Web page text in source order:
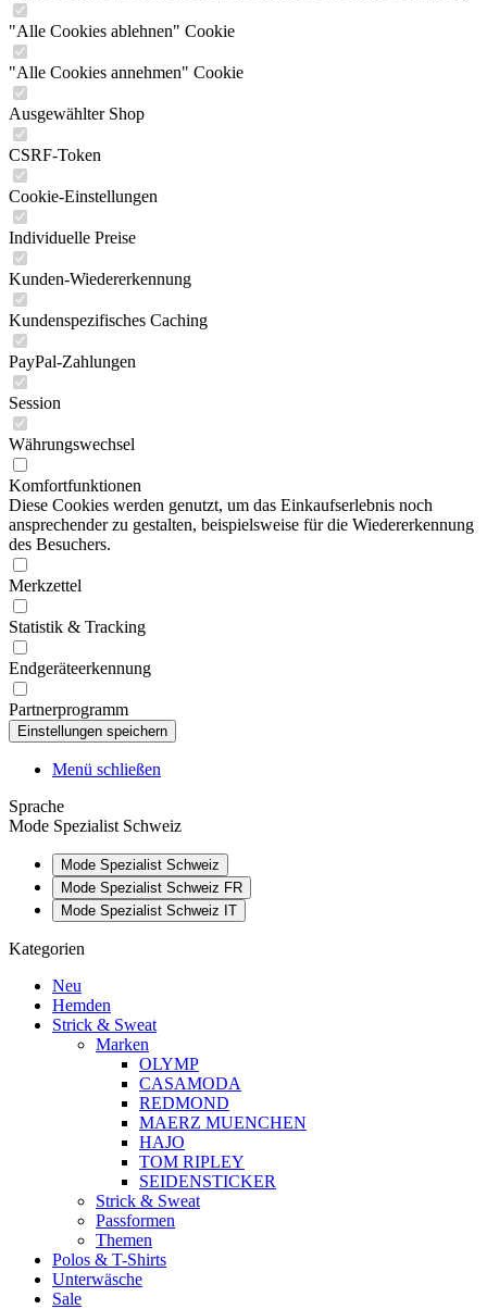
"Alle Cookies ablehnen" Cookie
"Alle Cookies annehmen" Cookie
Ausgewählter Shop
CSRF-Token
Cookie-Einstellungen
Individuelle Preise
Kunden-Wiedererkennung
Kundenspezifisches Caching
PayPal-Zahlungen
Session
Währungswechsel
Komfortfunktionen
Diese Cookies werden genutzt, um das Einkaufserlebnis noch
ansprechender zu gestalten, beispielsweise für die Wiedererkennung
des Besuchers.
Merkzettel
Statistik & Tracking
Endgeräteerkennung
Partnerprogramm
Menü schließen
Sprache
Mode Spezialist Schweiz
Mode Spezialist Schweiz
Mode Spezialist Schweiz FR
Mode Spezialist Schweiz IT
Kategorien
Neu
Hemden
Strick & Sweat
Marken
OLYMP
CASAMODA
REDMOND
MAERZ MUENCHEN
HAJO
TOM RIPLEY
SEIDENSTICKER
Strick & Sweat
Passformen
Themen
Polos & T-Shirts
Unterwäsche
Sale